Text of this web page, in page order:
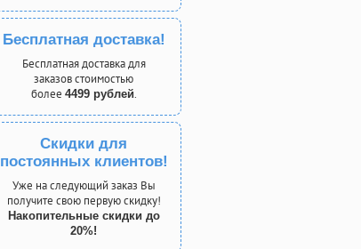
Бесплатная доставка!
Бесплатная доставка для
заказов стоимостью
более 4499 рублей.
Скидки для
постоянных клиентов!
Уже на следующий заказ Вы
получите свою первую скидку!
Накопительные скидки до
20%!